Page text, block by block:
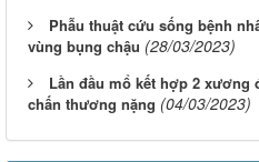
Phẫu thuật cứu sống bệnh
vùng bụng chậu (28/03/2023)
Lần đầu mổ kết hợp 2 xương
chấn thương nặng (04/03/2023)